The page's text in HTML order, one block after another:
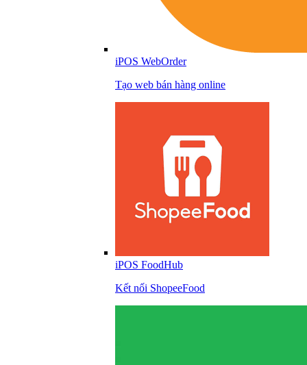
iPOS WebOrder
Tạo web bán hàng online
iPOS FoodHub
Kết nối ShopeeFood